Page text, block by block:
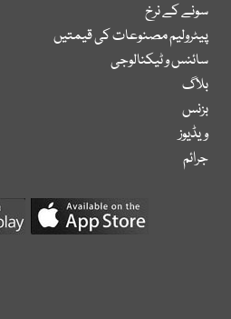
سونے کے نرخ
پیٹرولیم مصنوعات کی قیمتیں
سائنس و ٹیکنالوجی
بلاگ
بزنس
ویڈیوز
جرائم